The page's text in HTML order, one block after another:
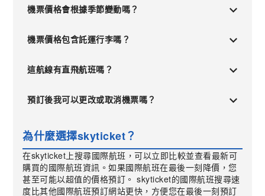
機票價格會根據季節變動嗎？
機票價格包含託運行李嗎？
這航線有直飛航班嗎？
預訂後我可以更改或取消機票嗎？
為什麼選擇skyticket？
在skyticket上搜尋國際航班，可以立即比較並查看最新可
購買的國際航班資訊。如果國際航班在最後一刻降價，您
甚至可能以超值的價格預訂。 skyticket的國際航班搜尋速
度比其他國際航班預訂網站更快，方便您在最後一刻預訂